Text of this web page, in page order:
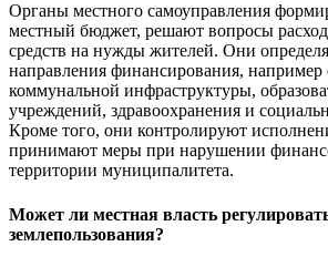
Органы местного самоуправления
местный бюджет, решают вопросы
средств на нужды жителей. Они
направления финансирования, например
коммунальной инфраструктуры,
учреждений, здравоохранения и
Кроме того, они контролируют
принимают меры при нарушении
территории муниципалитета.
Может ли местная власть
землепользования?